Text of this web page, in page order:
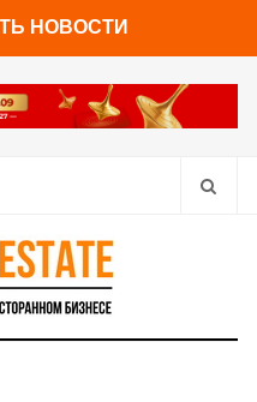
НОВОСТИ